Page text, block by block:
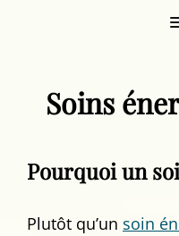
Soins
Pourquoi un
Plutôt qu’un soin